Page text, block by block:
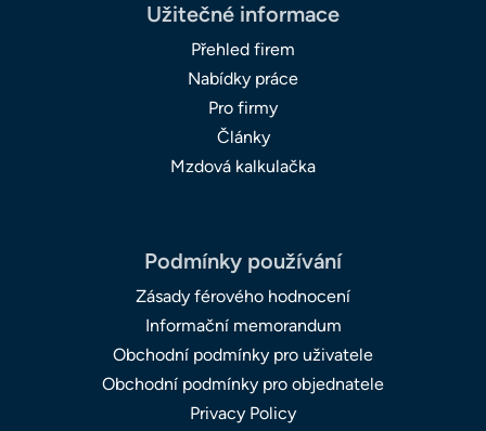
Užitečné informace
Přehled firem
Nabídky práce
Pro firmy
Články
Mzdová kalkulačka
Podmínky používání
Zásady férového hodnocení
Informační memorandum
Obchodní podmínky pro uživatele
Obchodní podmínky pro objednatele
Privacy Policy